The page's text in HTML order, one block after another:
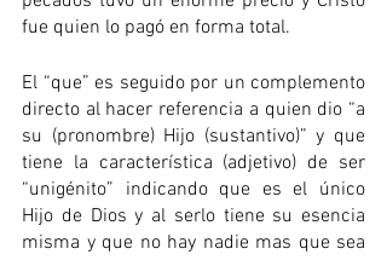
fue quien lo pagó en forma total.
El “que” es seguido por un complemento
directo al hacer referencia a quien dio “a
su (pronombre) Hijo (sustantivo)” y que
tiene la característica (adjetivo) de ser
“unigénito” indicando que es el único
Hijo de Dios y al serlo tiene su esencia
misma y que no hay nadie mas que sea